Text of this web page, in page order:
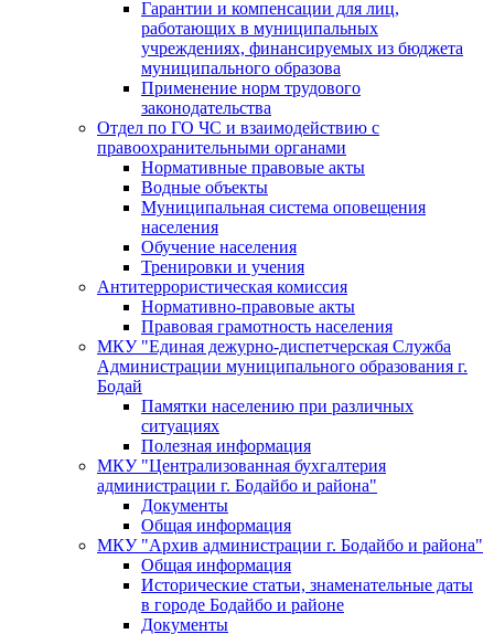
Гарантии и компенсации для лиц,
работающих в муниципальных
учреждениях, финансируемых из бюджета
муниципального образова
Применение норм трудового
законодательства
Отдел по ГО ЧС и взаимодействию с
правоохранительными органами
Нормативные правовые акты
Водные объекты
Муниципальная система оповещения
населения
Обучение населения
Тренировки и учения
Антитеррористическая комиссия
Нормативно-правовые акты
Правовая грамотность населения
МКУ "Единая дежурно-диспетчерская Служба
Администрации муниципального образования г.
Бодай
Памятки населению при различных
ситуациях
Полезная информация
МКУ "Централизованная бухгалтерия
администрации г. Бодайбо и района"
Документы
Общая информация
МКУ "Архив администрации г. Бодайбо и района"
Общая информация
Исторические статьи, знаменательные даты
в городе Бодайбо и районе
Документы